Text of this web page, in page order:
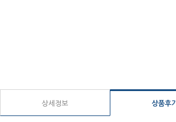
상세정보 상품후기